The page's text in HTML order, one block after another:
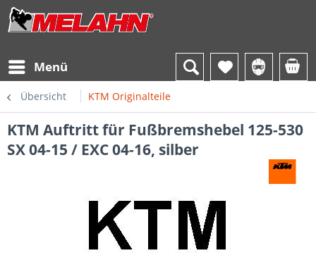
Menü
Übersicht KTM Originalteile
KTM Auftritt für Fußbremshebel 125-530
SX 04-15 / EXC 04-16, silber